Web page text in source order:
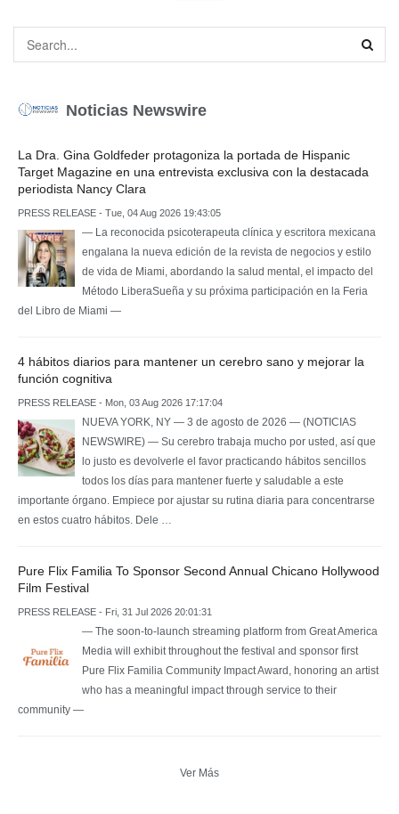
Noticias Newswire
La Dra. Gina Goldfeder protagoniza la portada de Hispanic
Target Magazine en una entrevista exclusiva con la destacada
periodista Nancy Clara
PRESS RELEASE - Tue, 04 Aug 2026 19:43:05
— La reconocida psicoterapeuta clínica y escritora mexicana
engalana la nueva edición de la revista de negocios y estilo
de vida de Miami, abordando la salud mental, el impacto del
Método LiberaSueña y su próxima participación en la Feria
del Libro de Miami —
4 hábitos diarios para mantener un cerebro sano y mejorar la
función cognitiva
PRESS RELEASE - Mon, 03 Aug 2026 17:17:04
NUEVA YORK, NY — 3 de agosto de 2026 — (NOTICIAS
NEWSWIRE) — Su cerebro trabaja mucho por usted, así que
lo justo es devolverle el favor practicando hábitos sencillos
todos los días para mantener fuerte y saludable a este
importante órgano. Empiece por ajustar su rutina diaria para concentrarse
en estos cuatro hábitos. Dele …
Pure Flix Familia To Sponsor Second Annual Chicano Hollywood
Film Festival
PRESS RELEASE - Fri, 31 Jul 2026 20:01:31
— The soon-to-launch streaming platform from Great America
Media will exhibit throughout the festival and sponsor first
Pure Flix Familia Community Impact Award, honoring an artist
who has a meaningful impact through service to their
community —
Ver Más